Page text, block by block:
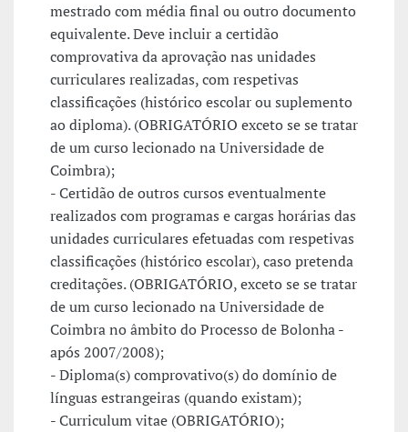
mestrado com média final ou outro documento
equivalente. Deve incluir a certidão
comprovativa da aprovação nas unidades
curriculares realizadas, com respetivas
classificações (histórico escolar ou suplemento
ao diploma). (OBRIGATÓRIO exceto se se tratar
de um curso lecionado na Universidade de
Coimbra);
- Certidão de outros cursos eventualmente
realizados com programas e cargas horárias das
unidades curriculares efetuadas com respetivas
classificações (histórico escolar), caso pretenda
creditações. (OBRIGATÓRIO, exceto se se tratar
de um curso lecionado na Universidade de
Coimbra no âmbito do Processo de Bolonha -
após 2007/2008);
- Diploma(s) comprovativo(s) do domínio de
línguas estrangeiras (quando existam);
- Curriculum vitae (OBRIGATÓRIO);